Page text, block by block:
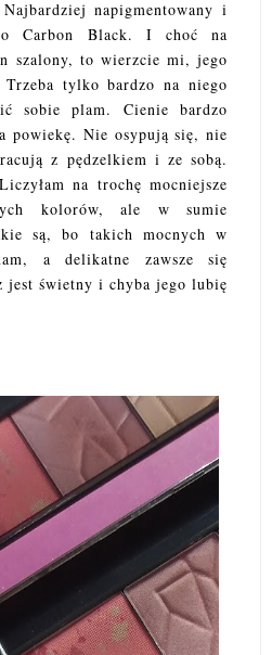
napigmentowany i
Carbon Black. I choć na
szalony, to wierzcie mi, jego
Trzeba tylko bardzo na niego
sobie plam. Cienie bardzo
powiekę. Nie osypują się, nie
z pędzelkiem i ze sobą.
na trochę mocniejsze
kolorów, ale w sumie
są, bo takich mocnych w
a delikatne zawsze się
jest świetny i chyba jego lubię